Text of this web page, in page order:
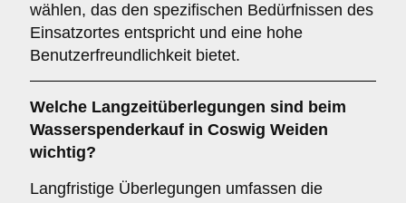
wählen, das den spezifischen Bedürfnissen des
Einsatzortes entspricht und eine hohe
Benutzerfreundlichkeit bietet.
Welche Langzeitüberlegungen sind beim
Wasserspenderkauf in Coswig Weiden
wichtig?
Langfristige Überlegungen umfassen die